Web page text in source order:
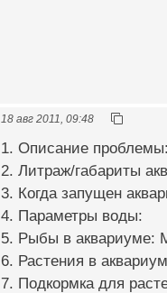
18 авг 2011, 09:48
1. Описание
2. Литраж/габариты
3. Когда запущен
4. Параметры воды:
5. Рыбы в аквариуме:
6. Растения в
7. Подкормка для